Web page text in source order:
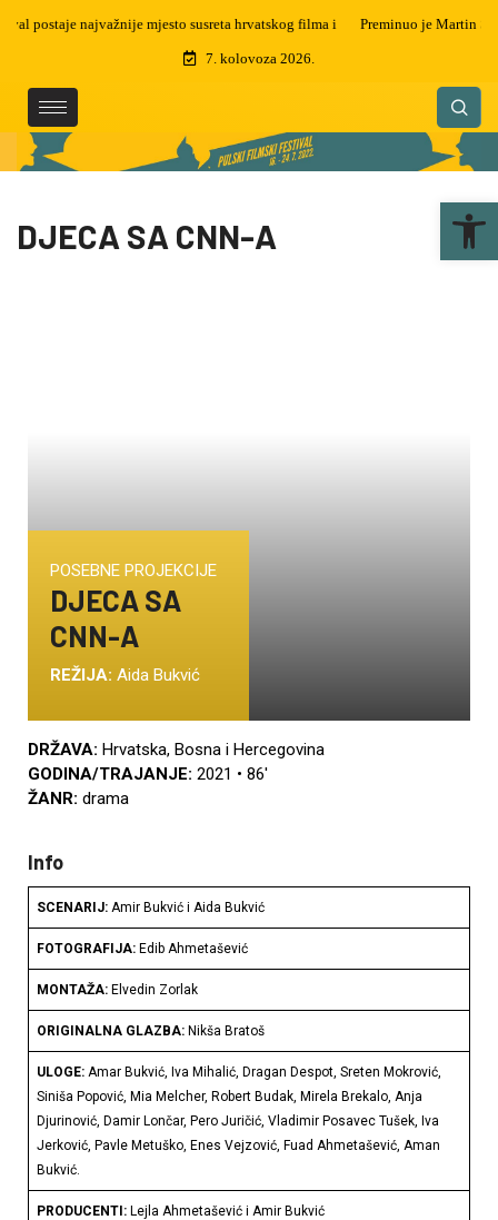
Preminuo je Martin Semenčić, filmski montažer i dizajner zvuka, dobitnik
čak 5 zlatnih arena
7. kolovoza 2026.
DJECA SA CNN-A
POSEBNE PROJEKCIJE
DJECA SA
CNN-A
REŽIJA: Aida Bukvić
DRŽAVA: Hrvatska, Bosna i Hercegovina
GODINA/TRAJANJE: 2021 • 86′
ŽANR: drama
Info
SCENARIJ: Amir Bukvić i Aida Bukvić
FOTOGRAFIJA: Edib Ahmetašević
MONTAŽA: Elvedin Zorlak
ORIGINALNA GLAZBA: Nikša Bratoš
ULOGE: Amar Bukvić, Iva Mihalić, Dragan Despot, Sreten Mokrović,
Siniša Popović, Mia Melcher, Robert Budak, Mirela Brekalo, Anja
Djurinović, Damir Lončar, Pero Juričić, Vladimir Posavec Tušek, Iva
Jerković, Pavle Metuško, Enes Vejzović, Fuad Ahmetašević, Aman
Bukvić.
PRODUCENTI: Lejla Ahmetašević i Amir Bukvić